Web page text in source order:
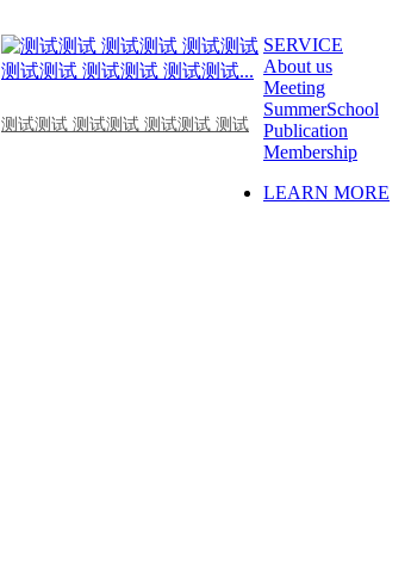
测试测试 测试测试 测试测试 测试
SERVICE
About us
Meeting
SummerSchool
Publication
Membership
LEARN MORE